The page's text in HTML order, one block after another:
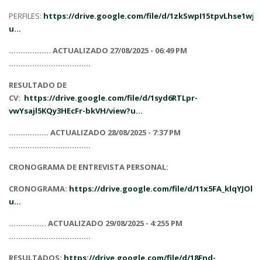
PERFILES: https://drive.google.com/file/d/
u...
.................. ACTUALIZADO 27/08/2025 - 06:49 PM
...................................
RESULTADO DE
CV: https://drive.google.com/file/d/1syd6RTLpr-
vwYsajl5KQy3HEcFr-bkVH/view?u...
................. ACTUALIZADO 28/08/2025 - 7:37 PM
...................................
CRONOGRAMA DE ENTREVISTA PERSONAL:
CRONOGRAMA: https://drive.google.com/file/d/
u...
................ ACTUALIZADO 29/08/2025 - 4:255 PM
...................................
RESULTADOS: https://drive.google.com/file/d/18Fnd-